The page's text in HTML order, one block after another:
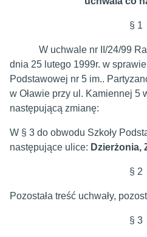
§ 1
W uchwale nr II/24/99
dnia 25 lutego 1999r. w
Podstawowej nr 5 im..
w Oławie przy ul. Kamiennej 5
następującą zmianę:
W § 3 do obwodu Szkoły
następujące ulice: Dzierżonia,
§ 2
Pozostała treść uchwały,
§ 3